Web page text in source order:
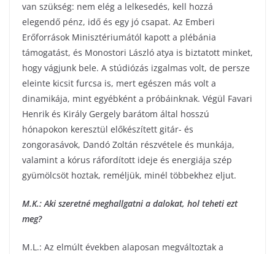
van szükség: nem elég a lelkesedés, kell hozzá
elegendő pénz, idő és egy jó csapat. Az Emberi
Erőforrások Minisztériumától kapott a plébánia
támogatást, és Monostori László atya is biztatott minket,
hogy vágjunk bele. A stúdiózás izgalmas volt, de persze
eleinte kicsit furcsa is, mert egészen más volt a
dinamikája, mint egyébként a próbáinknak. Végül Favari
Henrik és Király Gergely barátom által hosszú
hónapokon keresztül előkészített gitár- és
zongorasávok, Dandó Zoltán részvétele és munkája,
valamint a kórus ráfordított ideje és energiája szép
gyümölcsöt hoztak, reméljük, minél többekhez eljut.
M.K.: Aki szeretné meghallgatni a dalokat, hol teheti ezt
meg?
M.L.: Az elmúlt években alaposan megváltoztak a